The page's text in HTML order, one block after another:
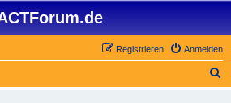
Anmelden
Registrieren